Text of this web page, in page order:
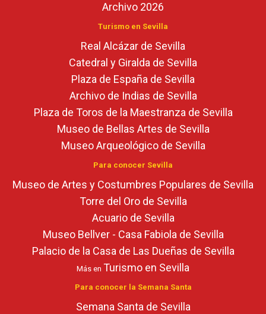
Archivo 2026
Turismo en Sevilla
Real Alcázar de Sevilla
Catedral y Giralda de Sevilla
Plaza de España de Sevilla
Archivo de Indias de Sevilla
Plaza de Toros de la Maestranza de Sevilla
Museo de Bellas Artes de Sevilla
Museo Arqueológico de Sevilla
Para conocer Sevilla
Museo de Artes y Costumbres Populares de Sevilla
Torre del Oro de Sevilla
Acuario de Sevilla
Museo Bellver - Casa Fabiola de Sevilla
Palacio de la Casa de Las Dueñas de Sevilla
Más en Turismo en Sevilla
Para conocer la Semana Santa
Semana Santa de Sevilla